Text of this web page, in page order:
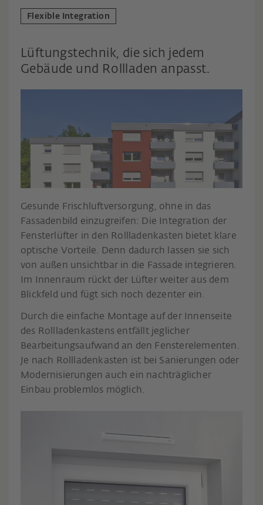
Flexible Integration
Lüftungstechnik, die sich jedem
Gebäude und Rollladen anpasst.
Gesunde Frischluftversorgung, ohne in das
Fassadenbild einzugreifen: Die Integration der
Fensterlüfter in den Rollladenkasten bietet klare
optische Vorteile. Denn dadurch lassen sie sich
von außen unsichtbar in die Fassade integrieren.
Im Innenraum rückt der Lüfter weiter aus dem
Blickfeld und fügt sich noch dezenter ein.
Durch die einfache Montage auf der Innenseite
des Rollladenkastens entfällt jeglicher
Bearbeitungsaufwand an den Fensterelementen.
Je nach Rollladenkasten ist bei Sanierungen oder
Modernisierungen auch ein nachträglicher
Einbau problemlos möglich.